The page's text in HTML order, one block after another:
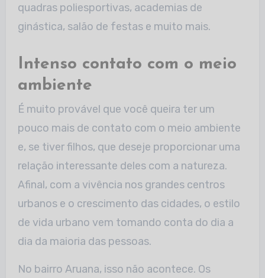
quadras poliesportivas, academias de
ginástica, salão de festas e muito mais.
Intenso contato com o meio
ambiente
É muito provável que você queira ter um
pouco mais de contato com o meio ambiente
e, se tiver filhos, que deseje proporcionar uma
relação interessante deles com a natureza.
Afinal, com a vivência nos grandes centros
urbanos e o crescimento das cidades, o estilo
de vida urbano vem tomando conta do dia a
dia da maioria das pessoas.
No bairro Aruana, isso não acontece. Os